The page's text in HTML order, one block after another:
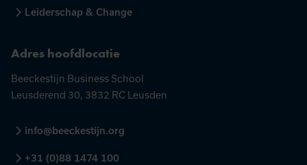
Leiderschap & Change
Adres hoofdlocatie
Beeckestijn Business School
Leusderend 30, 3832 RC Leusden
info@beeckestijn.org
+31 (0)88 1474 100